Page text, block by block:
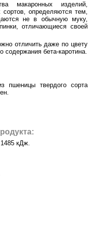
макаронных изделий,
определяются тем,
не в обычную муку,
отличающиеся своей
отличить даже по цвету
содержания бета-каротина.
пшеницы твердого сорта
кДж.